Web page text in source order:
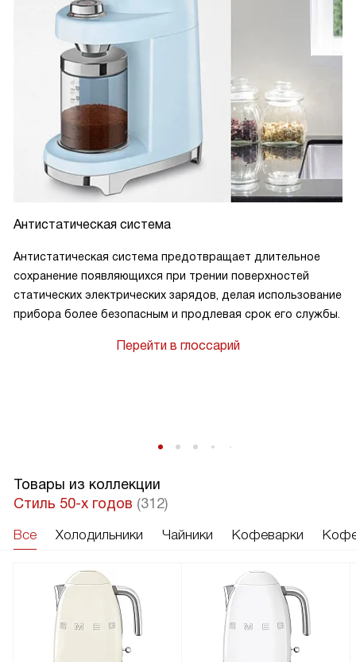
Антистатическая система
Антистатическая система предотвращает длительное
сохранение появляющихся при трении поверхностей
статических электрических зарядов, делая использование
прибора более безопасным и продлевая срок его службы.
Перейти в глоссарий
Товары из коллекции
Стиль 50-х годов (312)
Все Холодильники Чайники Кофеварки